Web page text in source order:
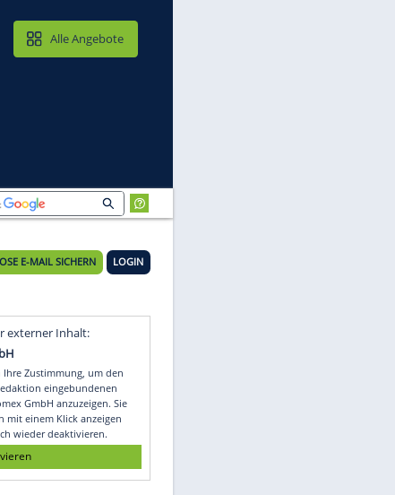
MAIL & CLOUD
KOSTENLOSE E-MAIL SICHERN
Empfohlener externer Inhalt:
Glomex GmbH
Wir benötigen Ihre Zustimmung, um den
von unserer Redaktion eingebundenen
Inhalt von Glomex GmbH anzuzeigen. Sie